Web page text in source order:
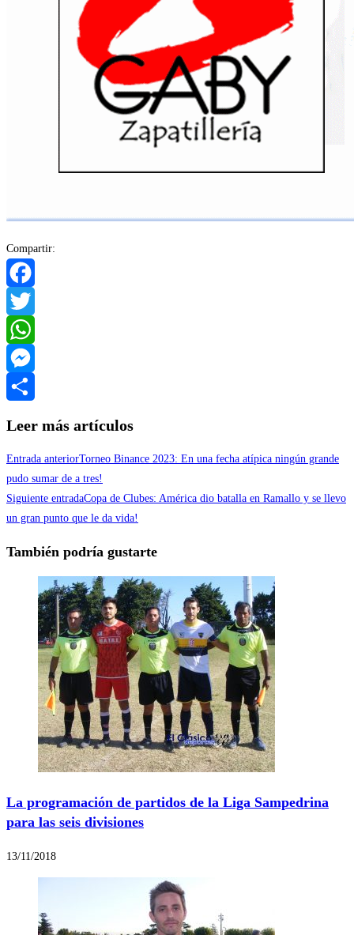
Compartir:
Facebook
Twitter
WhatsApp
Messenger
Leer más artículos
Entrada anteriorTorneo Binance 2023: En una fecha atípica ningún grande
pudo sumar de a tres!
Siguiente entradaCopa de Clubes: América dio batalla en Ramallo y se llevo
un gran punto que le da vida!
También podría gustarte
La programación de partidos de la Liga Sampedrina
para las seis divisiones
13/11/2018